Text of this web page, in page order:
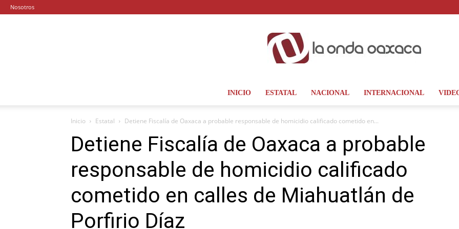
Nosotros
La
Onda
INICIO ESTATAL NACIONAL INTERNACIONAL
Inicio Estatal Detiene Fiscalía de Oaxaca a probable responsable de homicidio calificado cometido en...
Detiene Fiscalía de Oaxaca a probable
responsable de homicidio calificado
cometido en calles de Miahuatlán de
Porfirio Díaz